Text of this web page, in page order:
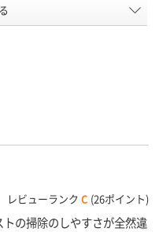
レビューランク C (26ポイント)
の掃除のしやすさが全然違